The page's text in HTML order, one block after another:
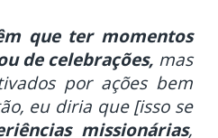
que ter momentos
de celebrações, mas
por ações bem
eu diria que [isso se
missionárias,